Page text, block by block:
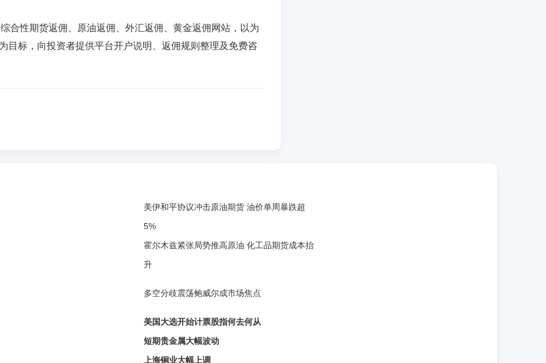
合性期货返佣、原油返佣、外汇返佣、黄金返佣网站，以为
目标，向投资者提供平台开户说明、返佣规则整理及免费咨
美伊和平协议冲击原油期货 油价单周暴跌超
5%
霍尔木兹紧张局势推高原油 化工品期货成本抬
升
多空分歧震荡鲍威尔成市场焦点
美国大选开始计票股指何去何从
短期贵金属大幅波动
上海铜业大幅上调